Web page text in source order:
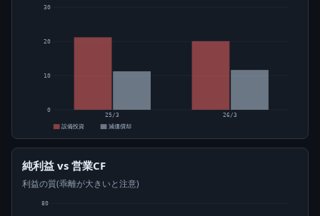
0
10
20
30
25/3
26/3
設備投資
減価償却
純利益 vs 営業CF
利益の質(乖離が大きいと注意)
80